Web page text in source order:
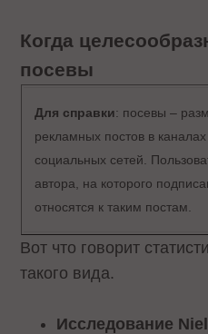
Когда
посевы
Для справки: посевы –
рекламных постов в
социальных сетей.
автора, на которого
относятся к таким постам.
Вот что говорит
такого вида.
Исследование